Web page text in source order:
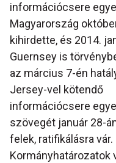
információcsere
Magyarország
kihirdette, és 2014.
Guernsey is
az március 7-én
Jersey-vel kötendő
információcsere
szövegét január 28-
felek, ratifikálásra vár.
Kormányhatározatok